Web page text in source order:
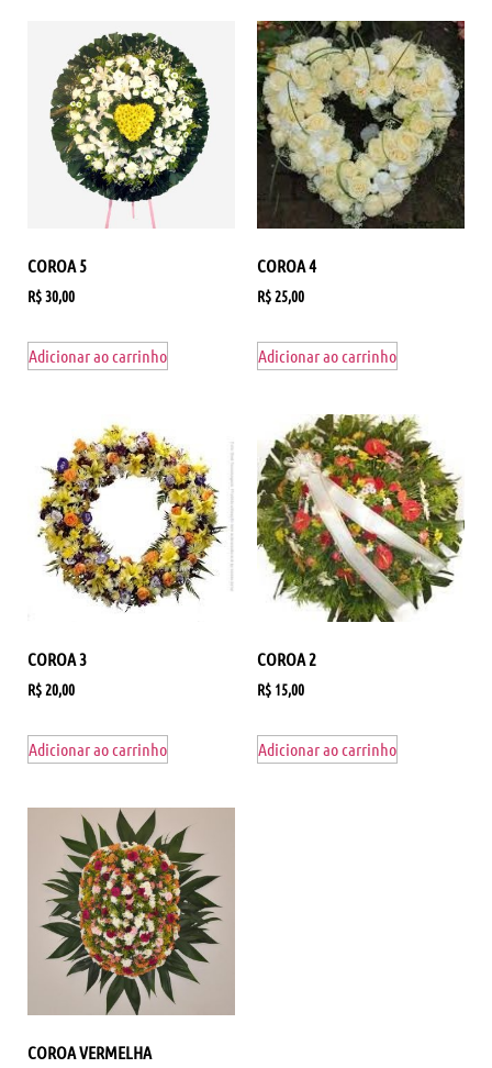
COROA 5
R$30,00
Adicionar ao carrinho
COROA 4
R$25,00
Adicionar ao carrinho
COROA 3
R$20,00
Adicionar ao carrinho
COROA 2
R$ 15,00
Adicionar ao carrinho
COROA VERMELHA